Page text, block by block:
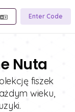
Enter Code
Nuta
fiszek
wieku,